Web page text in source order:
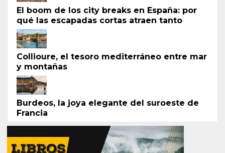
El boom de los city breaks en España: por
qué las escapadas cortas atraen tanto
Collioure, el tesoro mediterráneo entre mar
y montañas
Burdeos, la joya elegante del suroeste de
Francia